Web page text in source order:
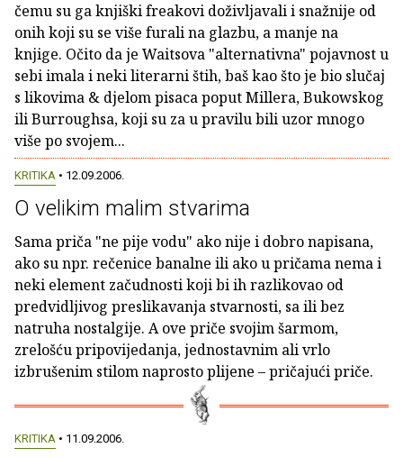
čemu su ga knjiški freakovi doživljavali i snažnije od
onih koji su se više furali na glazbu, a manje na
knjige. Očito da je Waitsova "alternativna" pojavnost u
sebi imala i neki literarni štih, baš kao što je bio slučaj
s likovima & djelom pisaca poput Millera, Bukowskog
ili Burroughsa, koji su za u pravilu bili uzor mnogo
više po svojem...
KRITIKA • 12.09.2006.
O velikim malim stvarima
Sama priča "ne pije vodu" ako nije i dobro napisana,
ako su npr. rečenice banalne ili ako u pričama nema i
neki element začudnosti koji bi ih razlikovao od
predvidljivog preslikavanja stvarnosti, sa ili bez
natruha nostalgije. A ove priče svojim šarmom,
zrelošću pripovijedanja, jednostavnim ali vrlo
izbrušenim stilom naprosto plijene – pričajući priče.
KRITIKA • 11.09.2006.